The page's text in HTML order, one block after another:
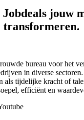
jouw
transformeren.
bureau voor het
in diverse
als tijdelijke kracht of
efficiënt en